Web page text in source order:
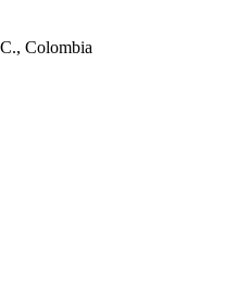
Colombia